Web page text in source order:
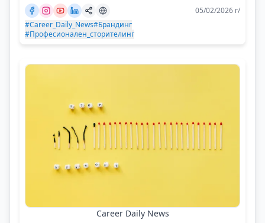
05/02/2026 г/
#Career_Daily_News#Брандинг
#Професионален_сторителинг
Career Daily News